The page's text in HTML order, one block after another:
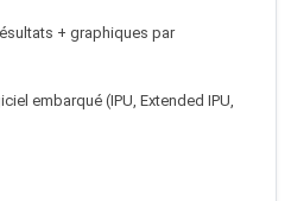
+ graphiques par
embarqué (IPU, Extended IPU,